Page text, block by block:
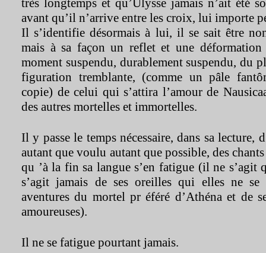
très longtemps et qu’Ulysse jamais n’ait été
avant qu’il n’arrive entre les croix, lui importe
Il s’identifie désormais à lui, il se sait être
mais à sa façon un reflet et une
moment suspendu, durablement suspendu, du
figuration tremblante, (comme un pâle
copie) de celui qui s’attira l’amour de
des autres mortelles et immortelles.
Il y passe le temps nécessaire, dans sa lecture,
autant que voulu autant que possible, des
qu ’à la fin sa langue s’en fatigue (il ne s’agit
s’agit jamais de ses oreilles qui elles ne se
aventures du mortel pr éféré d’Athéna et de
amoureuses).
Il ne se fatigue pourtant jamais.